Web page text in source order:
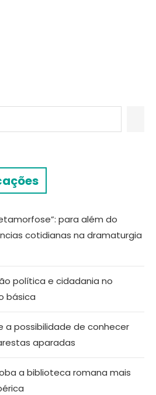
para além do
cotidianas na dramaturgia
política e cidadania no
básica
a possibilidade de conhecer
aparadas
a biblioteca romana mais